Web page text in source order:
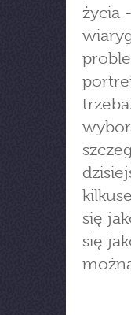
życia
się
się